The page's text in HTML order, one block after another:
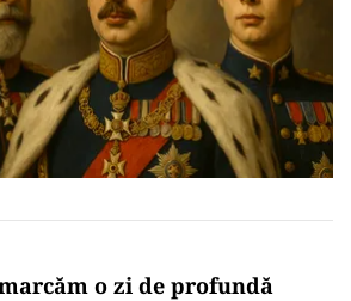
o zi de profundă